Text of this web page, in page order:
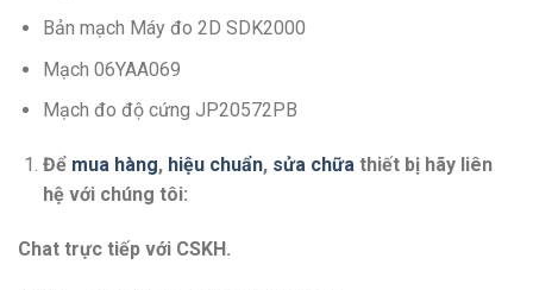
Bản mạch Máy đo 2D SDK2000
Mạch 06YAA069
Mạch đo độ cứng JP20572PB
Để mua hàng, hiệu chuẩn, sửa chữathiết bị hãy liên
hệ với chúng tôi:
Chat trực tiếp với CSKH.